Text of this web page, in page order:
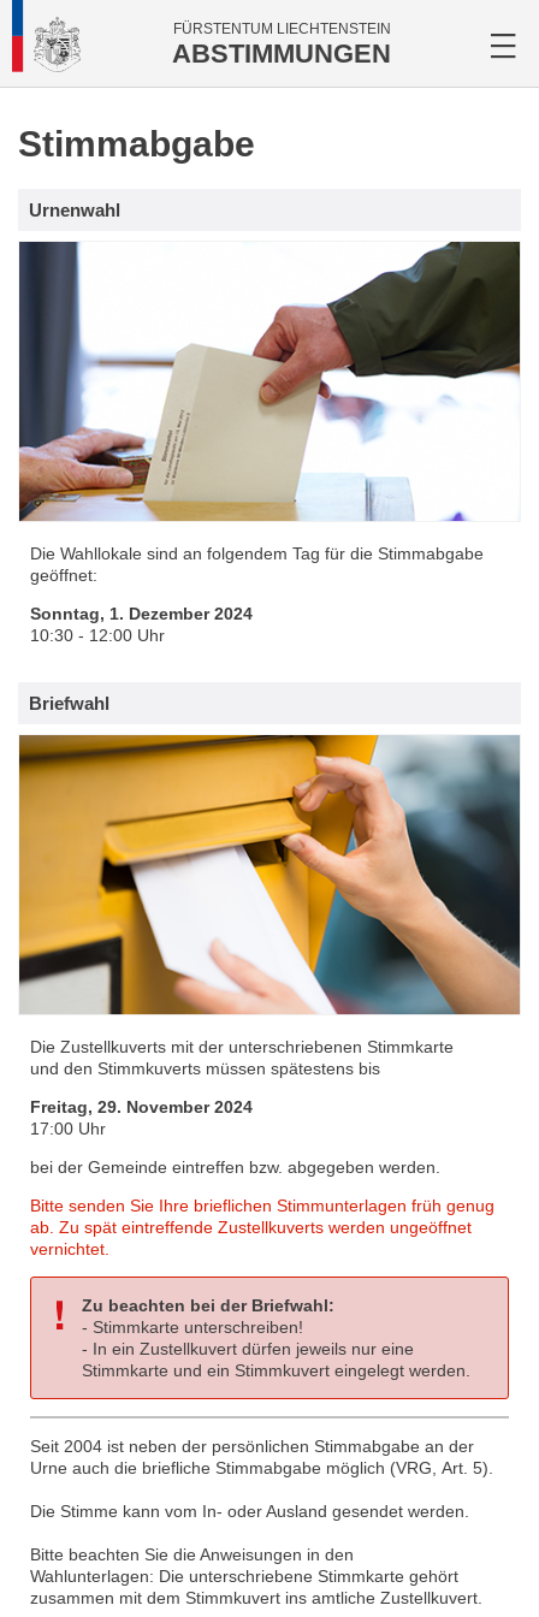
FÜRSTENTUM LIECHTENSTEIN
ABSTIMMUNGEN
Stimmabgabe
Urnenwahl
Die Wahllokale sind an folgendem Tag für die Stimmabgabe
geöffnet:
Sonntag, 1. Dezember 2024
10:30 - 12:00 Uhr
Briefwahl
Die Zustellkuverts mit der unterschriebenen Stimmkarte
und den Stimmkuverts müssen spätestens bis
Freitag, 29. November 2024
17:00 Uhr
bei der Gemeinde eintreffen bzw. abgegeben werden.
Bitte senden Sie Ihre brieflichen Stimmunterlagen früh genug
ab. Zu spät eintreffende Zustellkuverts werden ungeöffnet
vernichtet.
Zu beachten bei der Briefwahl:
- Stimmkarte unterschreiben!
- In ein Zustellkuvert dürfen jeweils nur eine
Stimmkarte und ein Stimmkuvert eingelegt werden.
Seit 2004 ist neben der persönlichen Stimmabgabe an der
Urne auch die briefliche Stimmabgabe möglich (VRG, Art. 5).
Die Stimme kann vom In- oder Ausland gesendet werden.
Bitte beachten Sie die Anweisungen in den
Wahlunterlagen: Die unterschriebene Stimmkarte gehört
zusammen mit dem Stimmkuvert ins amtliche Zustellkuvert.